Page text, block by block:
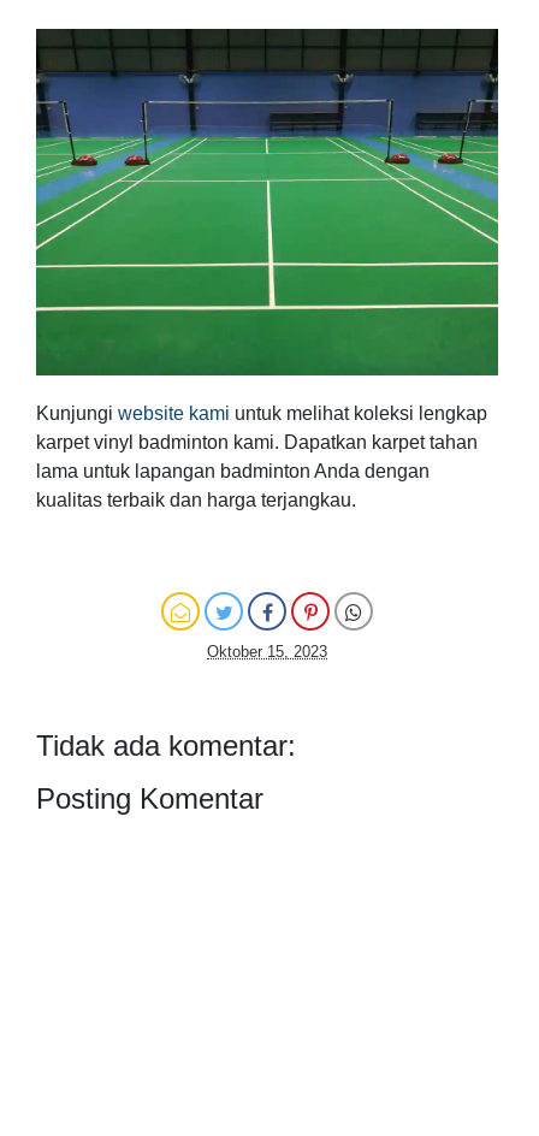
Kunjungi website kami untuk melihat koleksi lengkap
karpet vinyl badminton kami. Dapatkan karpet tahan
lama untuk lapangan badminton Anda dengan
kualitas terbaik dan harga terjangkau.
Oktober 15, 2023
Tidak ada komentar:
Posting Komentar